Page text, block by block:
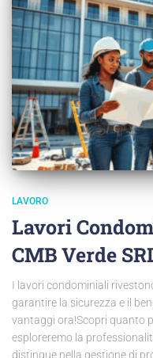
LAVORO
Lavori
CMB Verde
I lavori condominiali
garantire la sicurezza e il
vantaggi ora!Scopri quanto
esploreremo la
distingue nella gestione di